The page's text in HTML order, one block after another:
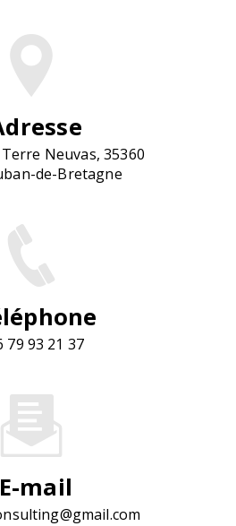
Neuvas, 35360
de-Bretagne
79 93 21 37
E-mail